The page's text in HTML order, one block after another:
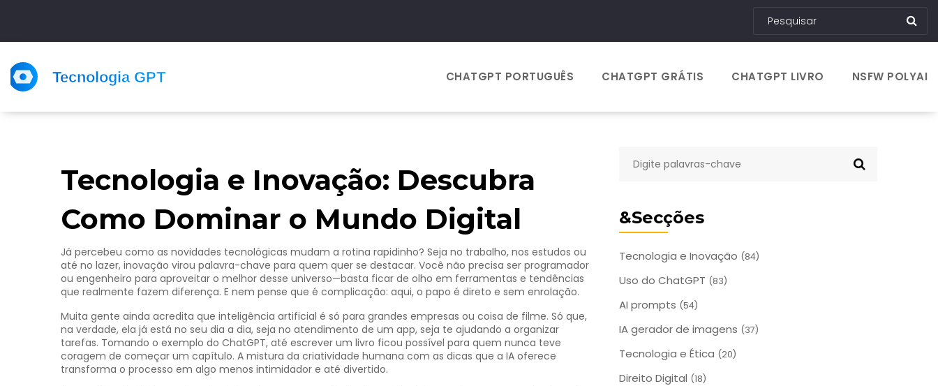
CHATGPT PORTUGUÊS CHATGPT GRÁTIS CHATGPT LIVRO NSFW POLYAI
&Secções
Tecnologia e Inovação (84)
Uso do ChatGPT (83)
AI prompts (54)
IA gerador de imagens (37)
Tecnologia e Ética (20)
Direito Digital (18)
Tecnologia e Inovação: Descubra
Como Dominar o Mundo Digital
Já percebeu como as novidades tecnológicas mudam a rotina rapidinho? Seja no trabalho, nos estudos ou
até no lazer, inovação virou palavra-chave para quem quer se destacar. Você não precisa ser programador
ou engenheiro para aproveitar o melhor desse universo—basta ficar de olho em ferramentas e tendências
que realmente fazem diferença. E nem pense que é complicação: aqui, o papo é direto e sem enrolação.
Muita gente ainda acredita que inteligência artificial é só para grandes empresas ou coisa de filme. Só que,
na verdade, ela já está no seu dia a dia, seja no atendimento de um app, seja te ajudando a organizar
tarefas. Tomando o exemplo do ChatGPT, até escrever um livro ficou possível para quem nunca teve
coragem de começar um capítulo. A mistura da criatividade humana com as dicas que a IA oferece
transforma o processo em algo menos intimidador e até divertido.